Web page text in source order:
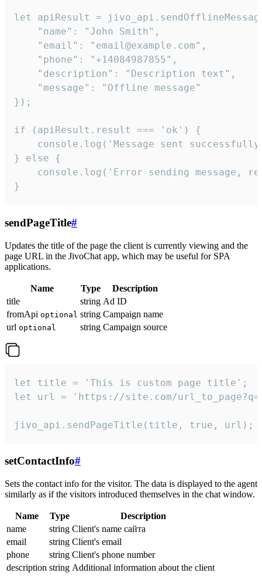
let apiResult =
    "name": "John Smith",
    "email": "email@example.com",
    "phone": "+14084987855",
    "description": "Description text",
    "message": "Offline message"
});
if (apiResult.result === 'ok') {
console.log('Message sent
} else {
console.log('Error sending message,
}
sendPageTitle#
Updates the title of the page the client is currently viewing and the
page URL in the JivoChat app, which may be useful for SPA
applications.
Name Type
Description
title
string Ad ID
fromApi optional string Campaign name
url optional string Campaign source
let title = 'This is custom page title';
let url = 'https://site.com/
jivo_api.sendPageTitle(title, true, url);
setContactInfo#
Sets the contact info for the visitor. The data is displayed to the agent
similarly as if the visitors introduced themselves in the chat window.
Name Type
Description
name
string Client's name сайта
email
string Client's email
phone
string Client's phone number
description string Additional information about the client